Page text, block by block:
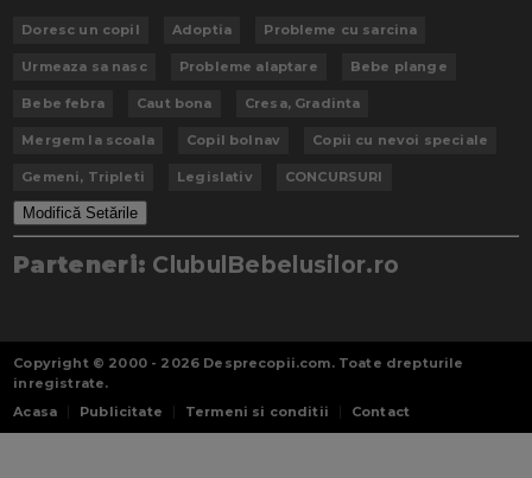
Doresc un copil Adoptia Probleme cu sarcina
Urmeaza sa nasc Probleme alaptare Bebe plange
Bebe febra Caut bona Cresa, Gradinta
Mergem la scoala Copil bolnav Copii cu nevoi speciale
Gemeni, Tripleti Legislativ CONCURSURI
Modifică Setările
Parteneri: ClubulBebelusilor.ro
Copyright © 2000 - 2026 Desprecopii.com. Toate drepturile
inregistrate.
Acasa
Publicitate Termeni si conditii Contact